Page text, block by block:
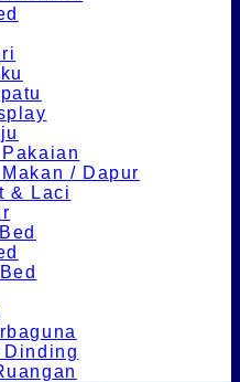
/ Dapur
& Laci
Dinding